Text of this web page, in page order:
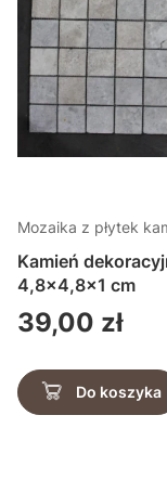
Mozaika z płytek
Kamień
4,8x4,8x1 cm
Cena
39,00 zł
Do koszyka